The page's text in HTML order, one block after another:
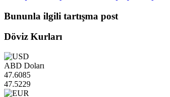
Bununla ilgili tartışma post
Döviz Kurları
ABD Doları
47.6085
47.5229